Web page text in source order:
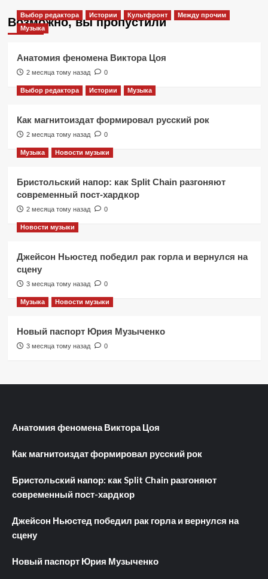
Возможно, вы пропустили
Выбор редактора Истории Культфронт
Между прочим
Музыка
Анатомия феномена Виктора Цоя
2 месяца тому назад 0
Выбор редактора Истории Музыка
Как магнитоиздат формировал русский рок
2 месяца тому назад 0
Музыка Новости музыки
Бристольский напор: как Split Chain разгоняют
современный пост-хардкор
2 месяца тому назад 0
Новости музыки
Джейсон Ньюстед победил рак горла и вернулся на
сцену
3 месяца тому назад 0
Музыка Новости музыки
Новый паспорт Юрия Музыченко
3 месяца тому назад 0
Анатомия феномена Виктора Цоя
Как магнитоиздат формировал русский рок
Бристольский напор: как Split Chain разгоняют
современный пост-хардкор
Джейсон Ньюстед победил рак горла и вернулся на
сцену
Новый паспорт Юрия Музыченко